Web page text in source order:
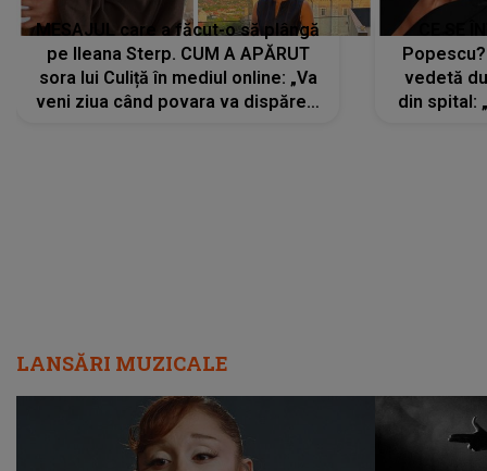
MESAJUL care a făcut-o să plângă
pe Ileana Sterp. CUM A APĂRUT
sora lui Culiță în mediul online: „Va
veni ziua când povara va dispărea,
vedetă
din spital:
LANSĂRI MUZICALE